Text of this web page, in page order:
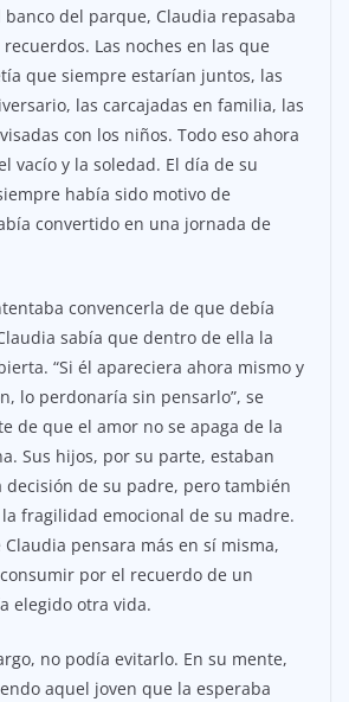
del parque, Claudia repasaba
Las noches en las que
que siempre estarían juntos, las
las carcajadas en familia, las
con los niños. Todo eso ahora
vacío y la soledad. El día de su
había sido motivo de
convertido en una jornada de
convencerla de que debía
sabía que dentro de ella la
“Si él apareciera ahora mismo y
lo perdonaría sin pensarlo”, se
de que el amor no se apaga de la
Sus hijos, por su parte, estaban
decisión de su padre, pero también
fragilidad emocional de su madre.
pensara más en sí misma,
por el recuerdo de un
elegido otra vida.
no podía evitarlo. En su mente,
aquel joven que la esperaba